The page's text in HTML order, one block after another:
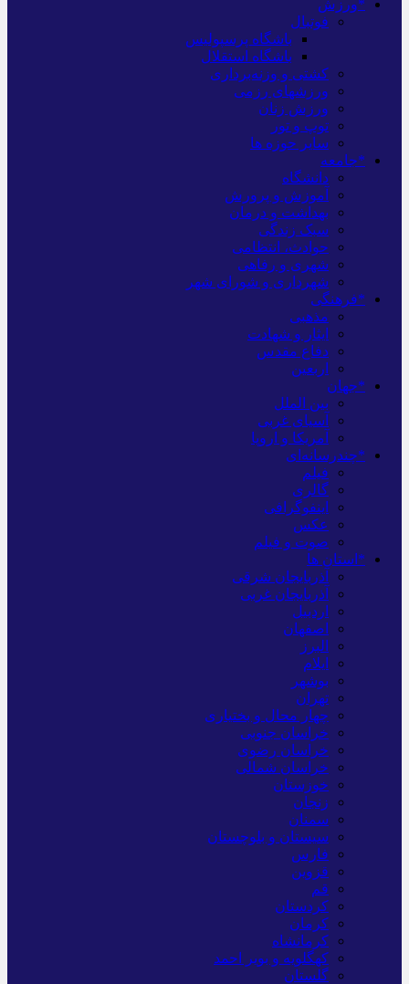
*ورزش
فوتبال
باشگاه پرسپولیس
باشگاه استقلال
کشتی و وزنه‌برداری
ورزشهای رزمی
ورزش زنان
توپ و تور
سایر حوزه ها
*جامعه
دانشگاه
آموزش و پرورش
بهداشت و درمان
سبک زندگی
حوادث، انتظامی
شهری و رفاهی
شهرداری و شورای شهر
*فرهنگی
مذهبی
ایثار و شهادت
دفاع مقدس
اربعین
*جهان
بین الملل
آسیای غربی
آمریکا و اروپا
*چندرسانه‌ای
فیلم
گالری
اینفوگرافی
عکس
صوت و فیلم
*استان ها
آذربایجان شرقی
آذربایجان غربی
اردبیل
اصفهان
البرز
ایلام
بوشهر
تهران
چهار محال و بختیاری
خراسان جنوبی
خراسان رضوی
خراسان شمالی
خوزستان
زنجان
سمنان
سیستان و بلوچستان
فارس
قزوین
قم
کردستان
کرمان
کرمانشاه
کهگلویه و بویر احمد
گلستان